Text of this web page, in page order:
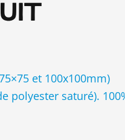
et 100x100mm)
polyester saturé).